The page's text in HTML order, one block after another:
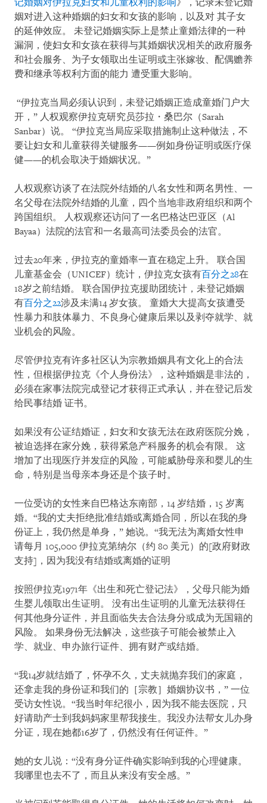
记婚姻对伊拉克妇女和儿童权利的影响》，记录未登记婚
姻对进入这种婚姻的妇女和女孩的影响，以及对 其子女
的延伸效应。 未登记婚姻实际上是禁止童婚法律的一种
漏洞，使妇女和女孩在获得与其婚姻状况相关的政府服务
和社会服务、为子女领取出生证明或主张嫁妆、配偶赡养
费和继承等权利方面的能力 遭受重大影响。
“伊拉克当局必须认识到，未登记婚姻正造成童婚门户大
开，” 人权观察伊拉克研究员莎拉・桑巴尔（Sarah
Sanbar）说。 “伊拉克当局应采取措施制止这种做法，不
要让妇女和儿童获得关键服务——例如身份证明或医疗保
健——的机会取决于婚姻状况。”
人权观察访谈了在法院外结婚的八名女性和两名男性、一
名父母在法院外结婚的儿童，四个当地非政府组织和两个
跨国组织。 人权观察还访问了一名巴格达巴亚区（Al
Bayaa）法院的法官和一名最高司法委员会的法官。
过去20年来，伊拉克的童婚率一直在稳定上升。 联合国
儿童基金会（UNICEF）统计，伊拉克女孩有百分之28在
18岁之前结婚。 联合国伊拉克援助团统计，未登记婚姻
有百分之22涉及未满14 岁女孩。 童婚大大提高女孩遭受
性暴力和肢体暴力、不良身心健康后果以及剥夺就学、就
业机会的风险。
尽管伊拉克有许多社区认为宗教婚姻具有文化上的合法
性，但根据伊拉克《个人身份法》，这种婚姻是非法的，
必须在家事法院完成登记才获得正式承认，并在登记后发
给民事结婚 证书。
如果没有公证结婚证，妇女和女孩无法在政府医院分娩，
被迫选择在家分娩，获得紧急产科服务的机会有限。 这
增加了出现医疗并发症的风险，可能威胁母亲和婴儿的生
命，特别是当母亲本身还是个孩子时。
一位受访的女性来自巴格达东南部，14 岁结婚，15 岁离
婚。“我的丈夫拒绝批准结婚或离婚合同，所以在我的身
份证上，我仍然是单身，” 她说。“我无法为离婚女性申
请每月 105,000 伊拉克第纳尔（约 80 美元）的[政府财政
支持]，因为我没有结婚或离婚的证明
按照伊拉克1971年《出生和死亡登记法》，父母只能为婚
生婴儿领取出生证明。 没有出生证明的儿童无法获得任
何其他身分证件，并且面临失去合法身分或成为无国籍的
风险。 如果身份无法解决，这些孩子可能会被禁止入
学、就业、申办旅行证件、拥有财产或结婚。
“我14岁就结婚了，怀孕不久，丈夫就抛弃我们的家庭，
还拿走我的身份证和我们的［宗教］婚姻协议书，” 一位
受访女性说。“我当时年纪很小，因为我不能去医院，只
好请助产士到我妈妈家里帮我接生。我没办法帮女儿办身
分证，现在她都16岁了，仍然没有任何证件。”
她的女儿说：“没有身分证件确实影响到我的心理健康。
我哪里也去不了，而且从来没有安全感。”